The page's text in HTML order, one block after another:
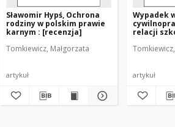
Sławomir Hypś, Ochrona
rodziny w polskim prawie
karnym : [recenzja]
Tomkiewicz, Małgorzata
artykuł
Wypadek
relacji
artykuł